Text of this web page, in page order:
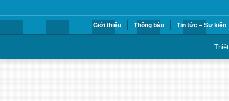
Giới thiệu Thông báo Tin tức – Sự kiện